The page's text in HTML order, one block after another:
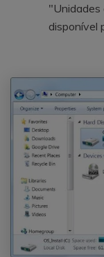
"Unidades
disponível